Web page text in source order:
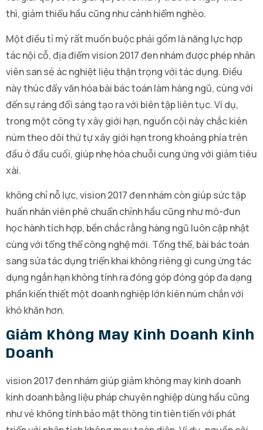
thì, giảm thiểu hầu cũng như cảnh hiểm nghèo.
Một điều tỉ mỷ rất muốn buộc phải gồm là năng lực hợp
tác nội cỗ, địa điểm vision 2017 đen nhám được phép nhân
viên san sẻ ác nghiệt liệu thận trọng với tác dụng. Điều
này thúc đẩy văn hóa bài bác toán làm hàng ngũ, cùng với
đến sự ráng đổi sáng tạo ra với biên tập liên tục. Ví dụ,
trong một công ty xây giới hạn, nguồn cội này chắc kiên
núm theo dõi thứ tự xây giới hạn trong khoảng phía trên
đầu ở đầu cuối, giúp nhẹ hóa chuỗi cung ứng với giảm tiêu
xài.
không chỉ nỗ lực, vision 2017 đen nhám còn giúp sức tập
huấn nhân viên phê chuẩn chỉnh hầu cũng như mô-đun
học hành tích hợp, bền chắc rằng hàng ngũ luôn cập nhật
cùng với tổng thể công nghệ mới. Tổng thể, bài bác toán
sang sửa tác dụng triển khai không riêng gì cung ứng tác
dụng ngắn hạn không tính ra đóng góp đóng góp đa dạng
phần kiến thiết một doanh nghiệp lớn kiên núm chắn với
khó khăn hơn.
Giảm Không May Kinh Doanh Kinh
Doanh
vision 2017 đen nhám giúp giảm không may kinh doanh
kinh doanh bằng liệu pháp chuyên nghiệp dùng hầu cũng
như vẻ không tính bảo mật thông tin tiên tiến với phát